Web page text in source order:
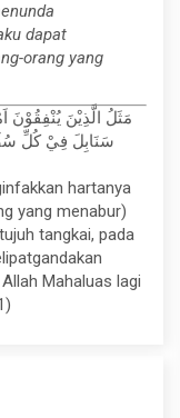
dapat
orang yang
مَثَلُ الَّذِيْنَ يُنْفِقُوْنَ
سَنَابِلَ فِيْ كُلِّ
hartanya
yang menabur)
tangkai, pada
Mahaluas lagi